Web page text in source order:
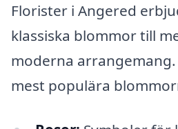
Florister i Angered
klassiska blommor till
moderna
mest populära